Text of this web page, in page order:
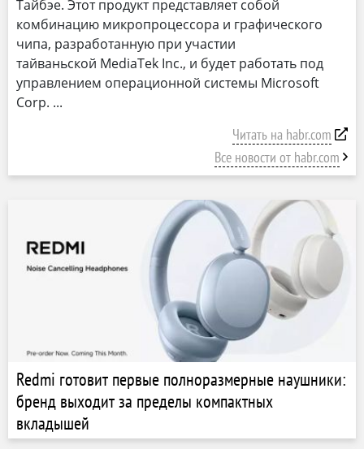
Тайбэе. Этот продукт представляет собой
комбинацию микропроцессора и графического
чипа, разработанную при участии
тайваньской MediaTek Inc., и будет работать под
управлением операционной системы Microsoft
Corp.
Читать на habr.com
Все новости от habr.com
Redmi готовит первые полноразмерные наушники:
бренд выходит за пределы компактных
вкладышей